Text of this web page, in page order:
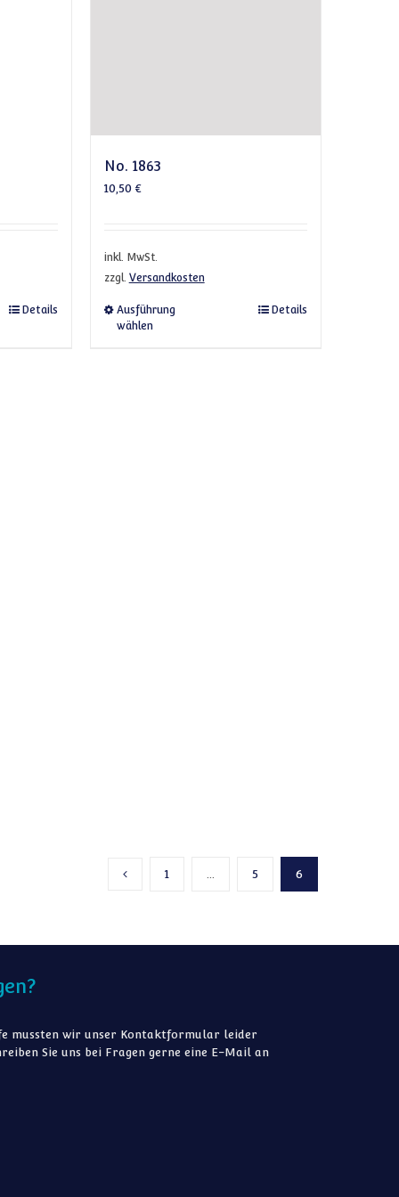
können auf der Produktseite gewählt werden
weist mehrere Varianten auf. Die Optionen können auf der
Details
No. 1863
10,50 €
inkl. MwSt.
zzgl. Versandkosten
Ausführung
wählen
Dieses Produkt weist mehrere
Details
Vorherige Seite
1 5 6
mussten wir unser Kontaktformular leider
Sie uns bei Fragen gerne eine E-Mail an